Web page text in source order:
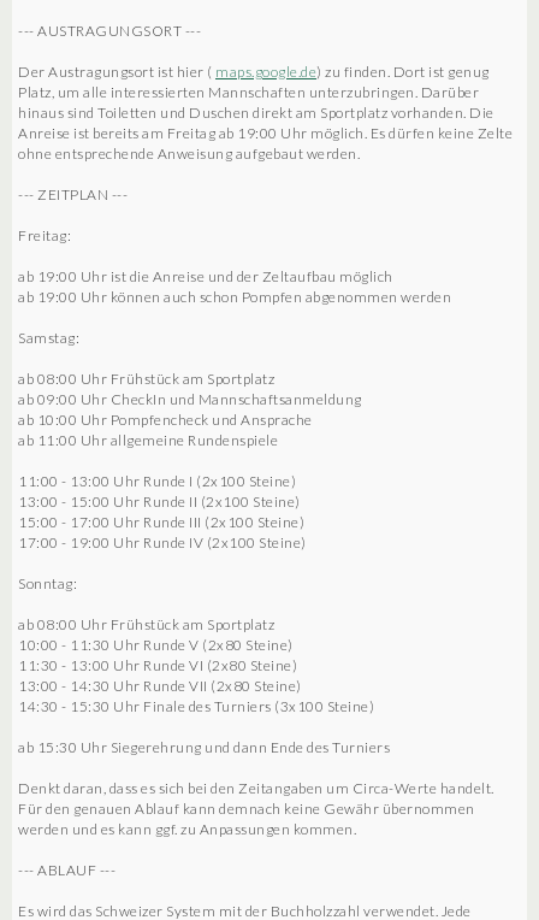
--- AUSTRAGUNGSORT ---
Der Austragungsort ist hier ( maps.google.de) zu finden. Dort ist genug
Platz, um alle interessierten Mannschaften unterzubringen. Darüber
hinaus sind Toiletten und Duschen direkt am Sportplatz vorhanden. Die
Anreise ist bereits am Freitag ab 19:00 Uhr möglich. Es dürfen keine Zelte
ohne entsprechende Anweisung aufgebaut werden.
--- ZEITPLAN ---
Freitag:
ab 19:00 Uhr ist die Anreise und der Zeltaufbau möglich
ab 19:00 Uhr können auch schon Pompfen abgenommen werden
Samstag:
ab 08:00 Uhr Frühstück am Sportplatz
ab 09:00 Uhr CheckIn und Mannschaftsanmeldung
ab 10:00 Uhr Pompfencheck und Ansprache
ab 11:00 Uhr allgemeine Rundenspiele
11:00 - 13:00 Uhr Runde I (2x100 Steine)
13:00 - 15:00 Uhr Runde II (2x100 Steine)
15:00 - 17:00 Uhr Runde III (2x100 Steine)
17:00 - 19:00 Uhr Runde IV (2x100 Steine)
Sonntag:
ab 08:00 Uhr Frühstück am Sportplatz
10:00 - 11:30 Uhr Runde V (2x80 Steine)
11:30 - 13:00 Uhr Runde VI (2x80 Steine)
13:00 - 14:30 Uhr Runde VII (2x80 Steine)
14:30 - 15:30 Uhr Finale des Turniers (3x100 Steine)
ab 15:30 Uhr Siegerehrung und dann Ende des Turniers
Denkt daran, dass es sich bei den Zeitangaben um Circa-Werte handelt.
Für den genauen Ablauf kann demnach keine Gewähr übernommen
werden und es kann ggf. zu Anpassungen kommen.
--- ABLAUF ---
Es wird das Schweizer System mit der Buchholzzahl verwendet. Jede